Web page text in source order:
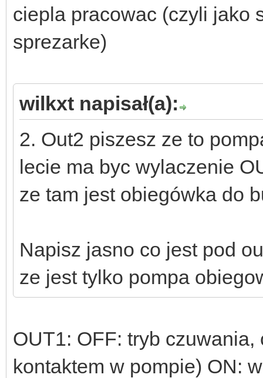
ciepla pracowac (czyli jako
sprezarke)
wilkxt napisał(a):
2. Out2 piszesz ze to
lecie ma byc wylaczenie
ze tam jest obiegówka do
Napisz jasno co jest pod
ze jest tylko pompa
OUT1: OFF: tryb
kontaktem w pompie) ON: